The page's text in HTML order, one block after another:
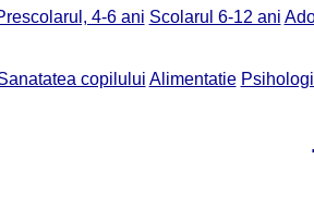
4-6 ani Scolarul 6-12 ani
copilului Alimentatie